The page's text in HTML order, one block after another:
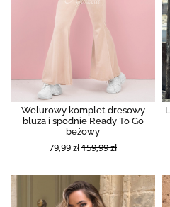
Welurowy komplet dresowy
bluza i spodnie Ready To Go
beżowy
79,99 zł159,99 zł